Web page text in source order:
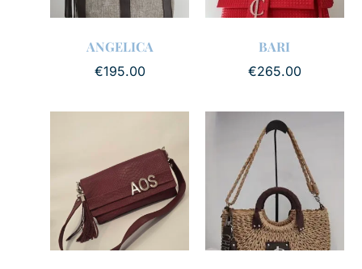
ANGELICA
€195.00
BARI
€265.00